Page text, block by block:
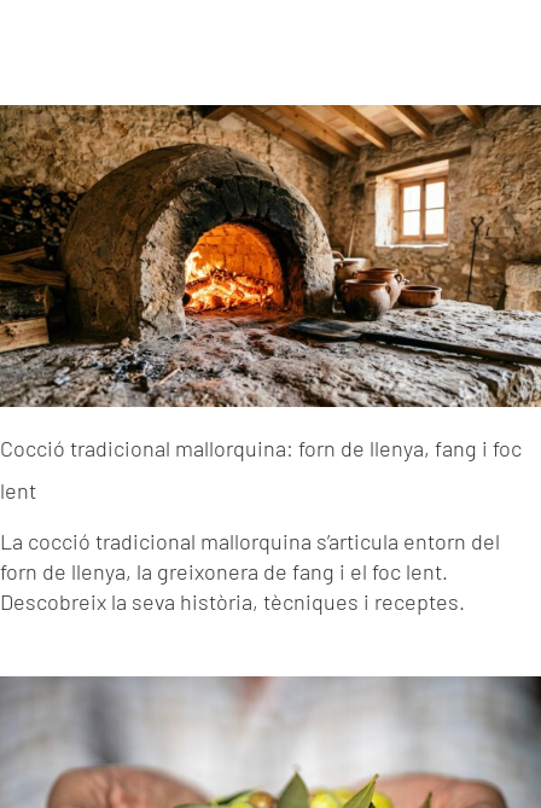
Cocció tradicional mallorquina: forn de llenya, fang i foc
lent
La cocció tradicional mallorquina s’articula entorn del
forn de llenya, la greixonera de fang i el foc lent.
Descobreix la seva història, tècniques i receptes.